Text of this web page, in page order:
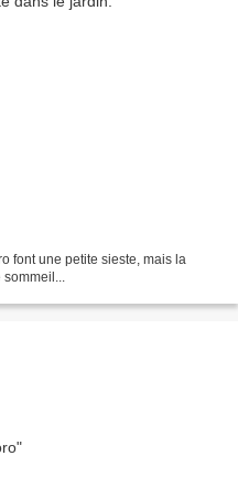
font une petite sieste, mais la
sommeil...